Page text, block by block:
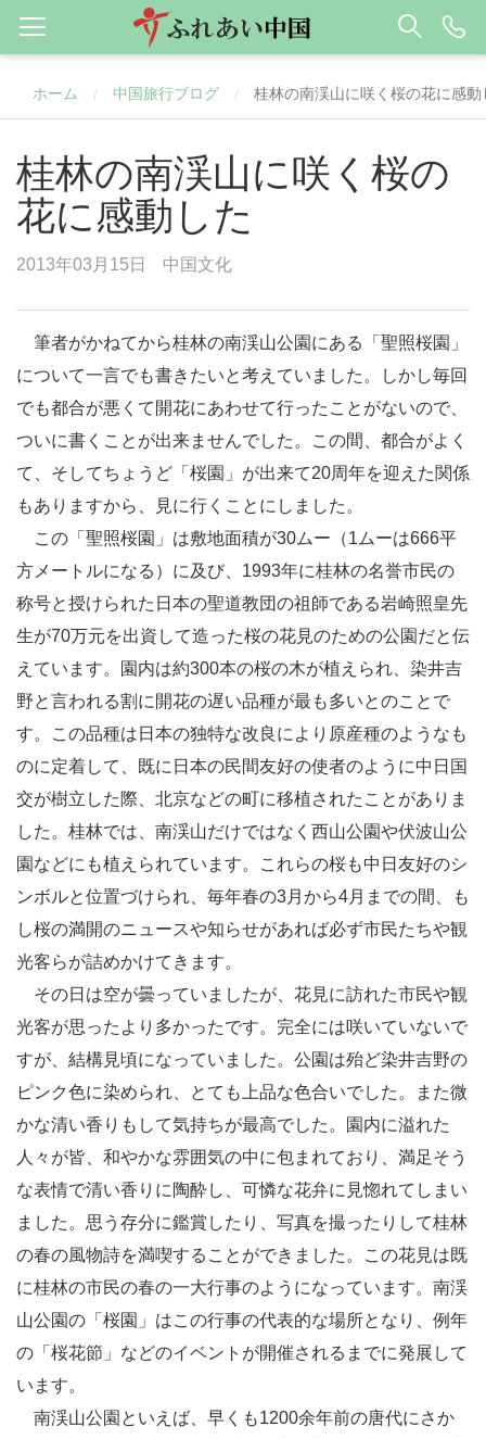
ホーム / 中国旅行ブログ / 桂林の南渓山に咲く桜の花に感動
桂林の南渓山に咲く桜の
花に感動した
2013年03月15日 中国文化
筆者がかねてから桂林の南渓山公園にある「聖照桜園」
について一言でも書きたいと考えていました。しかし毎回
でも都合が悪くて開花にあわせて行ったことがないので、
ついに書くことが出来ませんでした。この間、都合がよく
て、そしてちょうど「桜園」が出来て20周年を迎えた関係
もありますから、見に行くことにしました。
この「聖照桜園」は敷地面積が30ムー（1ムーは666平
方メートルになる）に及び、1993年に桂林の名誉市民の
称号と授けられた日本の聖道教団の祖師である岩崎照皇先
生が70万元を出資して造った桜の花見のための公園だと伝
えています。園内は約300本の桜の木が植えられ、染井吉
野と言われる割に開花の遅い品種が最も多いとのことで
す。この品種は日本の独特な改良により原産種のようなも
のに定着して、既に日本の民間友好の使者のように中日国
交が樹立した際、北京などの町に移植されたことがありま
した。桂林では、南渓山だけではなく西山公園や伏波山公
園などにも植えられています。これらの桜も中日友好のシ
ンボルと位置づけられ、毎年春の3月から4月までの間、も
し桜の満開のニュースや知らせがあれば必ず市民たちや観
光客らが詰めかけてきます。
その日は空が曇っていましたが、花見に訪れた市民や観
光客が思ったより多かったです。完全には咲いていないで
すが、結構見頃になっていました。公園は殆ど染井吉野の
ピンク色に染められ、とても上品な色合いでした。また微
かな清い香りもして気持ちが最高でした。園内に溢れた
人々が皆、和やかな雰囲気の中に包まれており、満足そう
な表情で清い香りに陶酔し、可憐な花弁に見惚れてしまい
ました。思う存分に鑑賞したり、写真を撮ったりして桂林
の春の風物詩を満喫することができました。この花見は既
に桂林の市民の春の一大行事のようになっています。南渓
山公園の「桜園」はこの行事の代表的な場所となり、例年
の「桜花節」などのイベントが開催されるまでに発展して
います。
南渓山公園といえば、早くも1200余年前の唐代にさか